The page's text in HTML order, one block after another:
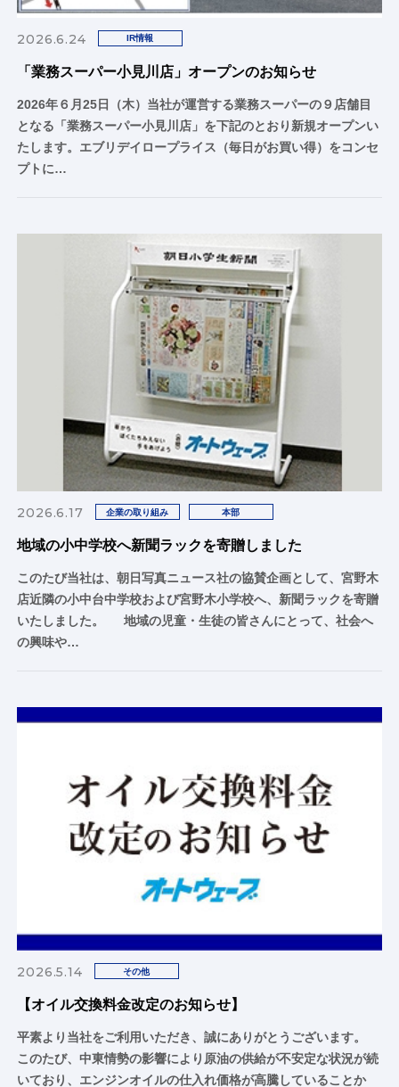
2026.6.24 IR情報
「業務スーパー小見川店」オープンのお知らせ
2026年６月25日（木）当社が運営する業務スーパーの９店舗目
となる「業務スーパー小見川店」を下記のとおり新規オープンい
たします。エブリデイロープライス（毎日がお買い得）をコンセ
プトに…
2026.6.17 企業の取り組み 本部
地域の小中学校へ新聞ラックを寄贈しました
このたび当社は、朝日写真ニュース社の協賛企画として、宮野木
店近隣の小中台中学校および宮野木小学校へ、新聞ラックを寄贈
いたしました。 地域の児童・生徒の皆さんにとって、社会へ
の興味や…
2026.5.14 その他
【オイル交換料金改定のお知らせ】
平素より当社をご利用いただき、誠にありがとうございます。
このたび、中東情勢の影響により原油の供給が不安定な状況が続
いており、エンジンオイルの仕入れ価格が高騰していることか